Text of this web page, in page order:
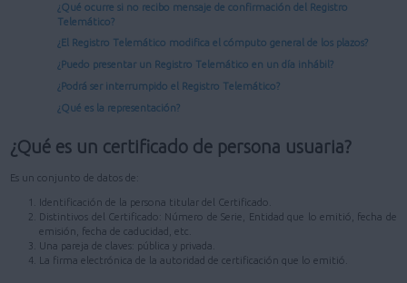
¿Qué ocurre si no recibo mensaje de confirmación del Registro
Telemático?
¿El Registro Telemático modifica el cómputo general de los plazos?
¿Puedo presentar un Registro Telemático en un día inhábil?
¿Podrá ser interrumpido el Registro Telemático?
¿Qué es la representación?
¿Qué es un certificado de persona usuaria?
Es un conjunto de datos de:
Identificación de la persona titular del Certificado.
Distintivos del Certificado: Número de Serie, Entidad que lo emitió, fecha de
emisión, fecha de caducidad, etc.
Una pareja de claves: pública y privada.
La firma electrónica de la autoridad de certificación que lo emitió.